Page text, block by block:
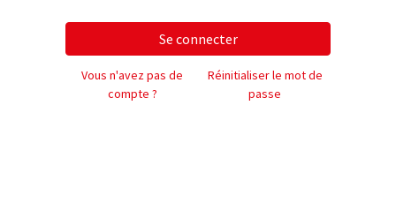
Se connecter
Vous n'avez pas de
compte ?
Réinitialiser le mot de
passe